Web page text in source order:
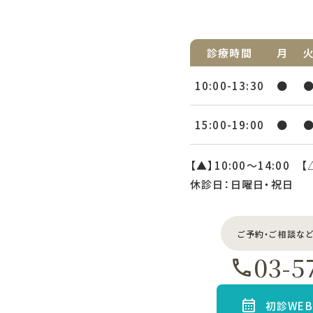
診療時間 月
10:00-13:30 ●
15:00-19:00 ●
【▲】10:00〜14:00
休診日：日曜日・祝日
ご予約・ご相談な
03-
初診